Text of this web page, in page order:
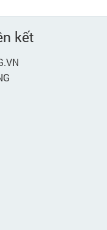
kết